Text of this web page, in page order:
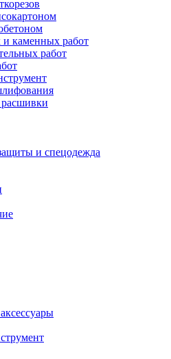
каменных работ
работ
и спецодежда